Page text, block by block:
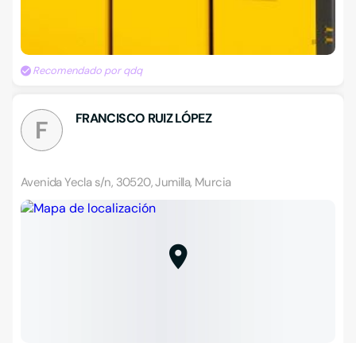
Recomendado por qdq
F FRANCISCO RUIZ LÓPEZ
Avenida Yecla s/n, 30520, Jumilla, Murcia